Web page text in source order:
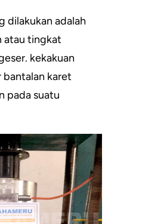
dilakukan adalah
atau tingkat
kekakuan
bantalan karet
pada suatu